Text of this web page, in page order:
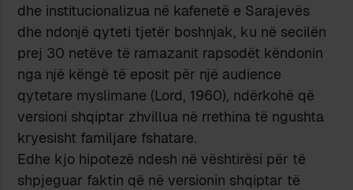
dhe institucionalizua në kafenetë e Sarajevës
dhe ndonjë qyteti tjetër boshnjak, ku në secilën
prej 30 netëve të ramazanit rapsodët këndonin
nga një këngë të eposit për një audience
qytetare myslimane (Lord, 1960), ndërkohë që
versioni shqiptar zhvillua në rrethina të ngushta
kryesisht familjare fshatare.
Edhe kjo hipotezë ndesh në vështirësi për të
shpjeguar faktin që në versionin shqiptar të